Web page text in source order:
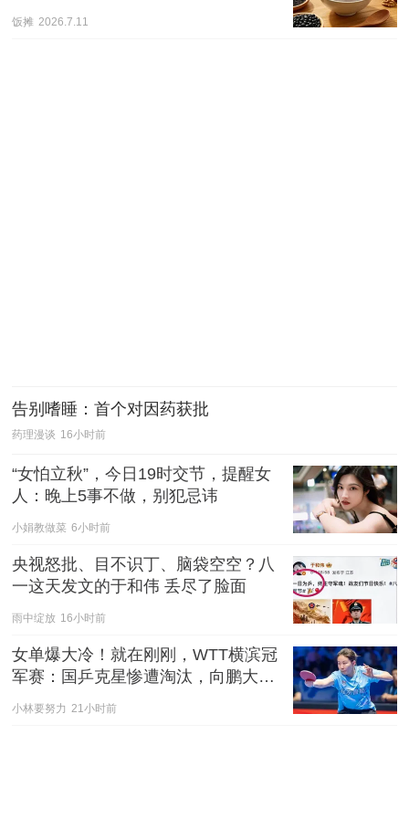
饭摊 2026.7.11
告别嗜睡：首个对因药获批
药理漫谈 16小时前
“女怕立秋”，今日19时交节，提醒女
人：晚上5事不做，别犯忌讳
小娟教做菜 6小时前
央视怒批、目不识丁、脑袋空空？八
一这天发文的于和伟 丢尽了脸面
雨中绽放 16小时前
女单爆大冷！就在刚刚，WTT横滨冠
军赛：国乒克星惨遭淘汰，向鹏大获
小林要努力 21小时前